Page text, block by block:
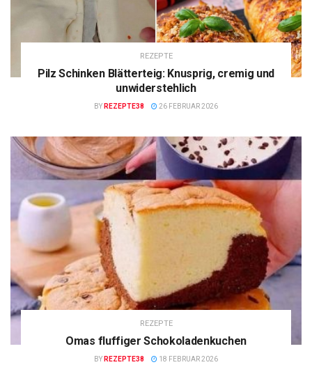
REZEPTE
Pilz Schinken Blätterteig: Knusprig, cremig und
unwiderstehlich
BY REZEPTE38 26 FEBRUAR 2026
REZEPTE
Omas fluffiger Schokoladenkuchen
BY REZEPTE38 18 FEBRUAR 2026